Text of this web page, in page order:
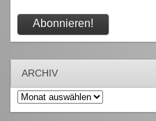
ARCHIV
Archiv